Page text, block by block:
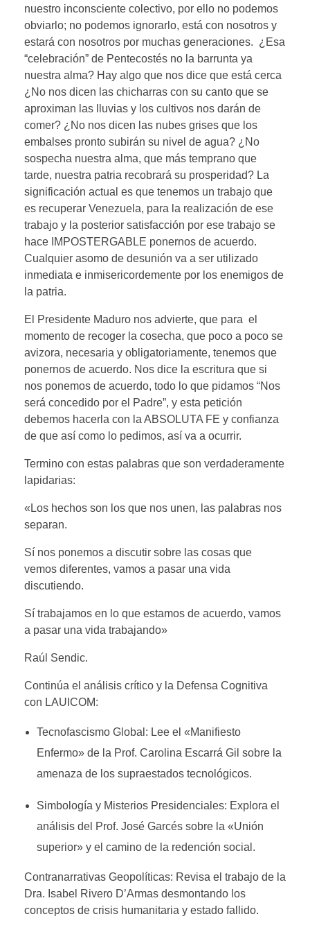
nuestro inconsciente colectivo, por ello no podemos
obviarlo; no podemos ignorarlo, está con nosotros y
estará con nosotros por muchas generaciones. ¿Esa
“celebración” de Pentecostés no la barrunta ya
nuestra alma? Hay algo que nos dice que está cerca
¿No nos dicen las chicharras con su canto que se
aproximan las lluvias y los cultivos nos darán de
comer? ¿No nos dicen las nubes grises que los
embalses pronto subirán su nivel de agua? ¿No
sospecha nuestra alma, que más temprano que
tarde, nuestra patria recobrará su prosperidad? La
significación actual es que tenemos un trabajo que
es recuperar Venezuela, para la realización de ese
trabajo y la posterior satisfacción por ese trabajo se
hace IMPOSTERGABLE ponernos de acuerdo.
Cualquier asomo de desunión va a ser utilizado
inmediata e inmisericordemente por los enemigos de
la patria.
El Presidente Maduro nos advierte, que para el
momento de recoger la cosecha, que poco a poco se
avizora, necesaria y obligatoriamente, tenemos que
ponernos de acuerdo. Nos dice la escritura que si
nos ponemos de acuerdo, todo lo que pidamos “Nos
será concedido por el Padre”, y esta petición
debemos hacerla con la ABSOLUTA FE y confianza
de que así como lo pedimos, así va a ocurrir.
Termino con estas palabras que son verdaderamente
lapidarias:
«Los hechos son los que nos unen, las palabras nos
separan.
Sí nos ponemos a discutir sobre las cosas que
vemos diferentes, vamos a pasar una vida
discutiendo.
Sí trabajamos en lo que estamos de acuerdo, vamos
a pasar una vida trabajando»
Raúl Sendic.
Continúa el análisis crítico y la Defensa Cognitiva
con LAUICOM:
Tecnofascismo Global: Lee el «Manifiesto
Enfermo» de la Prof. Carolina Escarrá Gil sobre la
amenaza de los supraestados tecnológicos.
Simbología y Misterios Presidenciales: Explora el
análisis del Prof. José Garcés sobre la «Unión
superior» y el camino de la redención social.
Contranarrativas Geopolíticas: Revisa el trabajo de la
Dra. Isabel Rivero D’Armas desmontando los
conceptos de crisis humanitaria y estado fallido.